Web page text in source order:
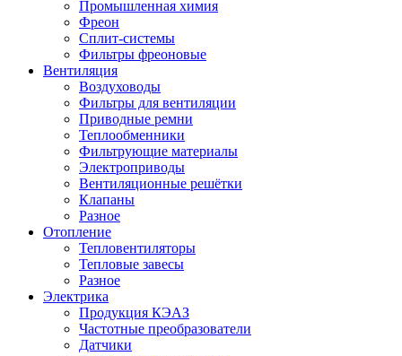
Промышленная химия
Фреон
Сплит-системы
Фильтры фреоновые
Вентиляция
Воздуховоды
Фильтры для вентиляции
Приводные ремни
Теплообменники
Фильтрующие материалы
Электроприводы
Вентиляционные решётки
Клапаны
Разное
Отопление
Тепловентиляторы
Тепловые завесы
Разное
Электрика
Продукция КЭАЗ
Частотные преобразователи
Датчики